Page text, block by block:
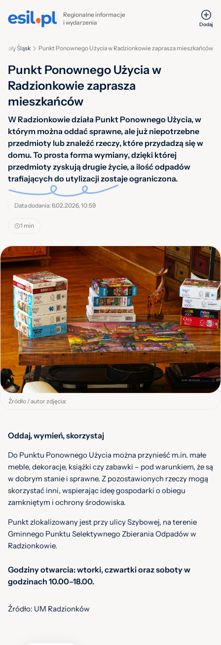
Regionalne informacje
i wydarzenia
Dodaj
Punkt Ponownego Użycia w Radzionkowie zaprasza mieszkańców
Cały Śląsk
Punkt Ponownego Użycia w
Radzionkowie zaprasza
mieszkańców
W Radzionkowie działa Punkt Ponownego Użycia, w
którym można oddać sprawne, ale już niepotrzebne
przedmioty lub znaleźć rzeczy, które przydadzą się w
domu. To prosta forma wymiany, dzięki której
przedmioty zyskują drugie życie, a ilość odpadów
trafiających do utylizacji zostaje ograniczona.
Data dodania: 6.02.2026, 10:59
1 min
Źródło / autor zdjęcia:
Oddaj, wymień, skorzystaj
Do Punktu Ponownego Użycia można przynieść m.in. małe
meble, dekoracje, książki czy zabawki – pod warunkiem, że są
w dobrym stanie i sprawne. Z pozostawionych rzeczy mogą
skorzystać inni, wspierając ideę gospodarki o obiegu
zamkniętym i ochrony środowiska.
Punkt zlokalizowany jest przy ulicy Szybowej, na terenie
Gminnego Punktu Selektywnego Zbierania Odpadów w
Radzionkowie.
Godziny otwarcia: wtorki, czwartki oraz soboty w
godzinach 10.00–18.00.
Źródło: UM Radzionków